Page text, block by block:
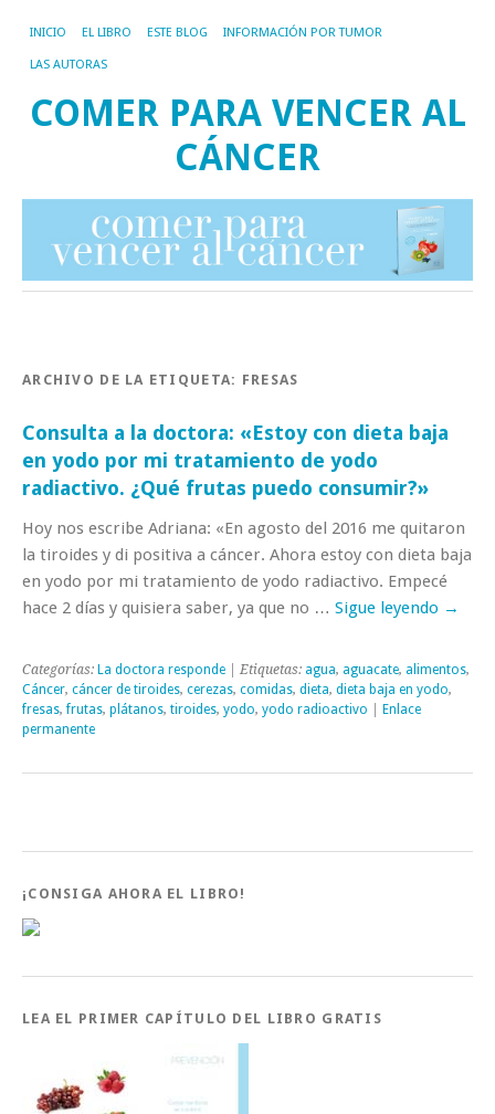
INICIO EL LIBRO ESTE BLOG INFORMACIÓN POR TUMOR
LAS AUTORAS
COMER PARA VENCER AL
CÁNCER
ARCHIVO DE LA ETIQUETA: FRESAS
Consulta a la doctora: «Estoy con dieta baja
en yodo por mi tratamiento de yodo
radiactivo. ¿Qué frutas puedo consumir?»
Hoy nos escribe Adriana: «En agosto del 2016 me quitaron
la tiroides y di positiva a cáncer. Ahora estoy con dieta baja
en yodo por mi tratamiento de yodo radiactivo. Empecé
hace 2 días y quisiera saber, ya que no … Sigue leyendo →
Categorías: La doctora responde | Etiquetas: agua, aguacate, alimentos,
Cáncer, cáncer de tiroides, cerezas, comidas, dieta, dieta baja en yodo,
fresas,frutas, plátanos, tiroides, yodo, yodo radioactivo
Enlace
permanente
¡CONSIGA AHORA EL LIBRO!
LEA EL PRIMER CAPÍTULO DEL LIBRO GRATIS